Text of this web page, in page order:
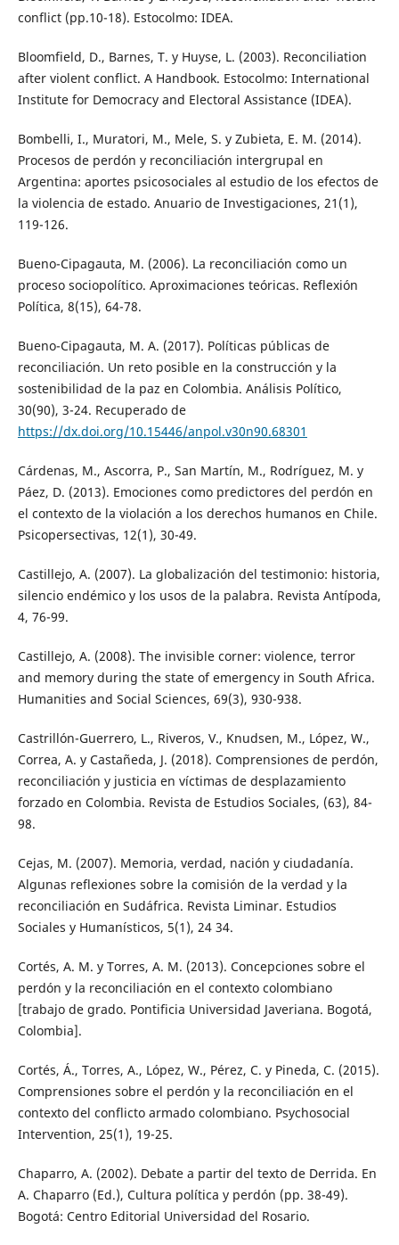
conflict (pp.10-18). Estocolmo: IDEA.
Bloomfield, D., Barnes, T. y Huyse, L. (2003). Reconciliation
after violent conflict. A Handbook. Estocolmo: International
Institute for Democracy and Electoral Assistance (IDEA).
Bombelli, I., Muratori, M., Mele, S. y Zubieta, E. M. (2014).
Procesos de perdón y reconciliación intergrupal en
Argentina: aportes psicosociales al estudio de los efectos de
la violencia de estado. Anuario de Investigaciones, 21(1),
119-126.
Bueno-Cipagauta, M. (2006). La reconciliación como un
proceso sociopolítico. Aproximaciones teóricas. Reflexión
Política, 8(15), 64-78.
Bueno-Cipagauta, M. A. (2017). Políticas públicas de
reconciliación. Un reto posible en la construcción y la
sostenibilidad de la paz en Colombia. Análisis Político,
30(90), 3-24. Recuperado de
https://dx.doi.org/10.15446/anpol.v30n90.68301
Cárdenas, M., Ascorra, P., San Martín, M., Rodríguez, M. y
Páez, D. (2013). Emociones como predictores del perdón en
el contexto de la violación a los derechos humanos en Chile.
Psicopersectivas, 12(1), 30-49.
Castillejo, A. (2007). La globalización del testimonio: historia,
silencio endémico y los usos de la palabra. Revista Antípoda,
4, 76-99.
Castillejo, A. (2008). The invisible corner: violence, terror
and memory during the state of emergency in South Africa.
Humanities and Social Sciences, 69(3), 930-938.
Castrillón-Guerrero, L., Riveros, V., Knudsen, M., López, W.,
Correa, A. y Castañeda, J. (2018). Comprensiones de perdón,
reconciliación y justicia en víctimas de desplazamiento
forzado en Colombia. Revista de Estudios Sociales, (63), 84-
98.
Cejas, M. (2007). Memoria, verdad, nación y ciudadanía.
Algunas reflexiones sobre la comisión de la verdad y la
reconciliación en Sudáfrica. Revista Liminar. Estudios
Sociales y Humanísticos, 5(1), 24 34.
Cortés, A. M. y Torres, A. M. (2013). Concepciones sobre el
perdón y la reconciliación en el contexto colombiano
[trabajo de grado. Pontificia Universidad Javeriana. Bogotá,
Colombia].
Cortés, Á., Torres, A., López, W., Pérez, C. y Pineda, C. (2015).
Comprensiones sobre el perdón y la reconciliación en el
contexto del conflicto armado colombiano. Psychosocial
Intervention, 25(1), 19-25.
Chaparro, A. (2002). Debate a partir del texto de Derrida. En
A. Chaparro (Ed.), Cultura política y perdón (pp. 38-49).
Bogotá: Centro Editorial Universidad del Rosario.